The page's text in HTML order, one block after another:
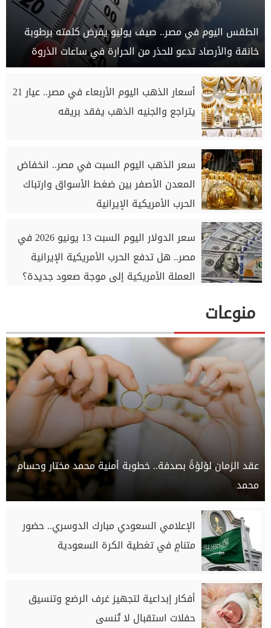
الطقس اليوم في مصر.. صيف يوليو يفرض كلمته برطوبة
خانقة والأرصاد تدعو للحذر من الحرارة في ساعات الذروة
أسعار الذهب اليوم الأربعاء في مصر.. عيار 21
يتراجع والجنيه الذهب يفقد بريقه
سعر الذهب اليوم السبت في مصر.. انخفاض
المعدن الأصفر بين ضغط الأسواق وارتباك
الحرب الأمريكية الإيرانية
سعر الدولار اليوم السبت 13 يونيو 2026 في
مصر.. هل تدفع الحرب الأمريكية الإيرانية
العملة الأمريكية إلى موجة صعود جديدة؟
منوعات
عقد الزمان لؤلؤةً بصدفة.. خطوبة أمنية محمد مختار وحسام
محمد
الإعلامي السعودي مبارك الدوسري.. حضور
متنامٍ في تغطية الكرة السعودية
أفكار إبداعية لتجهيز غرف الرضع وتنسيق
حفلات استقبال لا تُنسى